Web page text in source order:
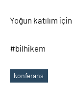
Yoğun katılım
#bilhikem
Etiketler
konferans